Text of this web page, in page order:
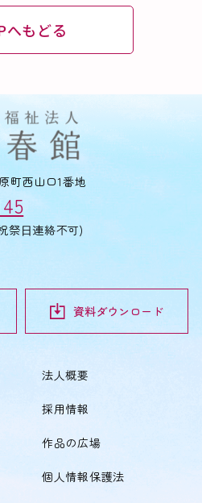
へもどる
町西山口1番地
祭⽇連絡不可)
資料ダウンロード
法人概要
採用情報
作品の広場
個人情報保護法